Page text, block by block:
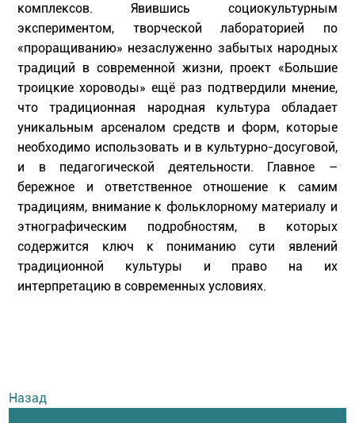
комплексов. Явившись социокультурным
экспериментом, творческой лабораторией по
«проращиванию» незаслуженно забытых народных
традиций в современной жизни, проект «Большие
троицкие хороводы» ещё раз подтвердили мнение,
что традиционная народная культура обладает
уникальным арсеналом средств и форм, которые
необходимо использовать и в культурно-досуговой,
и в педагогической деятельности. Главное –
бережное и ответственное отношение к самим
традициям, внимание к фольклорному материалу и
этнографическим подробностям, в которых
содержится ключ к пониманию сути явлений
традиционной культуры и право на их
интерпретацию в современных условиях.
Назад